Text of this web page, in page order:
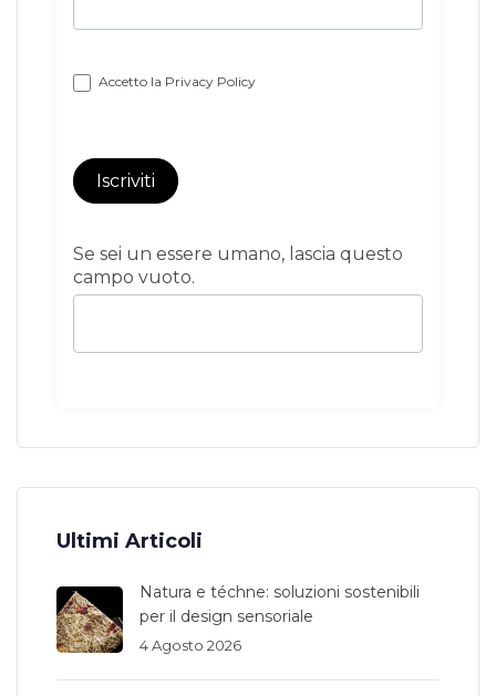
Accetto la Privacy Policy
Iscriviti
Se sei un essere umano, lascia questo
campo vuoto.
Ultimi Articoli
Natura e téchne: soluzioni sostenibili
per il design sensoriale
4 Agosto 2026